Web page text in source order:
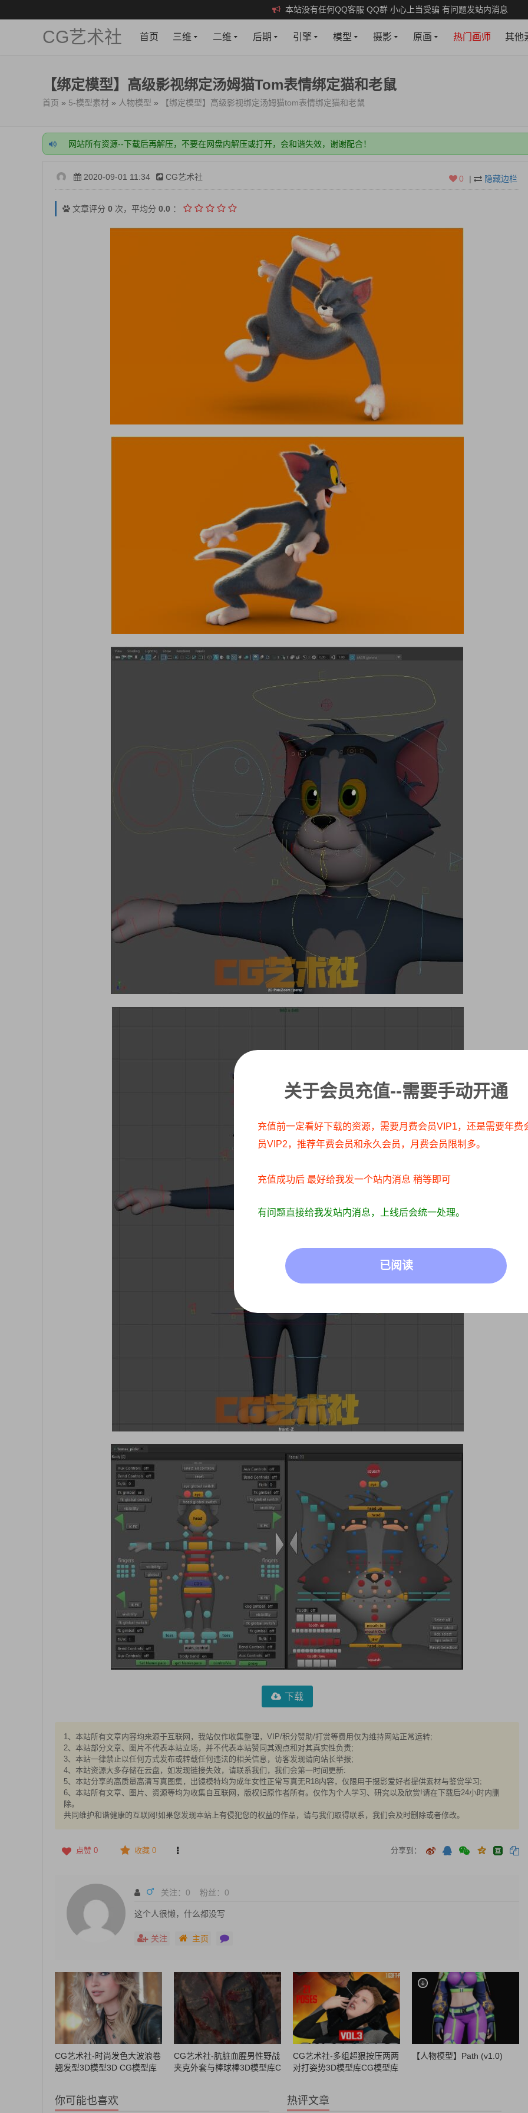
本站没有任何QQ客服 QQ群 小心上当受骗 有问题发站内消息
CG艺术社 首页 三维 二维 后期 引擎 模型 摄影 原画 热门画师 其他
【绑定模型】高级影视绑定汤姆猫tom表情绑定猫和老鼠
首页 » 5-模型素材 » 人物模型 » 【绑定模型】高级影视绑定汤姆猫tom表情绑定猫和老鼠
网站所有资源--下载后再解压，不要在网盘内解压或打开，会和谐失效，谢谢配合！
网站注册一定要绑定好邮箱，很关键！
网站充值成功后，需要手动开通VIP，稍等一下，刷新即可！
网站所有资源--下载后再解压，不要在网盘内解压或打开，会和谐失效，谢谢配合！
网站注册一定要绑定好邮箱，很关键！
网站充值成功后，需要手动开通VIP，稍等一下，刷新即可！
开通会员或充值前，一定要看下载的资源，需要什么权限，建议年费会员，月会员限制多些。
2020-09-01 11:34 CG艺术社 | 隐藏边栏
0
文章评分 0 次，平均分 0.0 ：
下载
1、本站所有文章内容均来源于互联网，我站仅作收集整理，VIP/积分赞助/打赏等费用仅为维持网站正常运转;
2、本站部分文章、图片不代表本站立场，并不代表本站赞同其观点和对其真实性负责;
3、本站一律禁止以任何方式发布或转载任何违法的相关信息，访客发现请向站长举报;
4、本站资源大多存储在云盘，如发现链接失效，请联系我们，我们会第一时间更新:
5、本站分享的高质量高清写真图集，出镜模特均为成年女性正常写真无R18内容，仅限用于摄影爱好者提供素材与鉴赏学习;
6、本站所有文章、图片、资源等均为收集自互联网，版权归原作者所有。仅作为个人学习、研究以及欣赏!请在下载后24小时内删
除。
共同维护和谐健康的互联网!如果您发现本站上有侵犯您的权益的作品，请与我们取得联系，我们会及时删除或者修改。
点赞 0 收藏 0 分享到：
关注： 0 粉丝： 0
这个人很懒，什么都没写
关注 主页
CG艺术社-时尚发色大波浪卷
翘发型3D模型3D CG模型库
CG艺术社-肮脏血腥男性野战
夹克外套与棒球棒3D模型库C
CG艺术社-多组超狠按压两两
对打姿势3D模型库CG模型库
【人物模型】Path (v1.0)
你可能也喜欢 热评文章
关于会员充值--需要手动开通
充值前一定看好下载的资源，需要月费会员VIP1，还是需要年费
员VIP2，推荐年费会员和永久会员，月费会员限制多。
充值成功后 最好给我发一个站内消息 稍等即可
有问题直接给我发站内消息，上线后会统一处理。
已阅读